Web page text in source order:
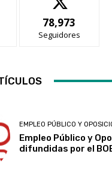
78,973
Seguidores
EMPLEO PÚBLICO Y
Empleo Público y
difundidas por el